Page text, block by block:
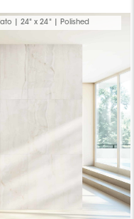
| 24" x 24" | Polished